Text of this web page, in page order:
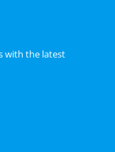
with the latest